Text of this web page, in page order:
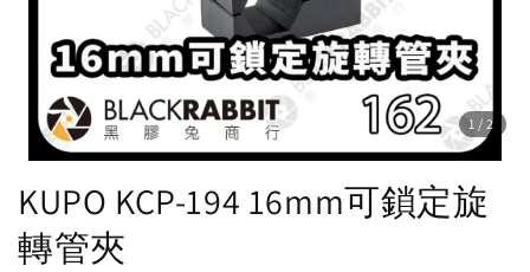
1 /2
KUPO KCP-194 16mm可鎖定旋
轉管夾